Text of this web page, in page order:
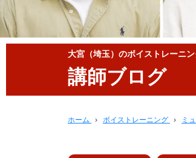
大宮（埼玉）のボイストレーニ
講師ブログ
ホーム › ボイストレーニング › ミ